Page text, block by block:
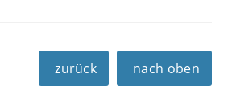
zurück nach oben